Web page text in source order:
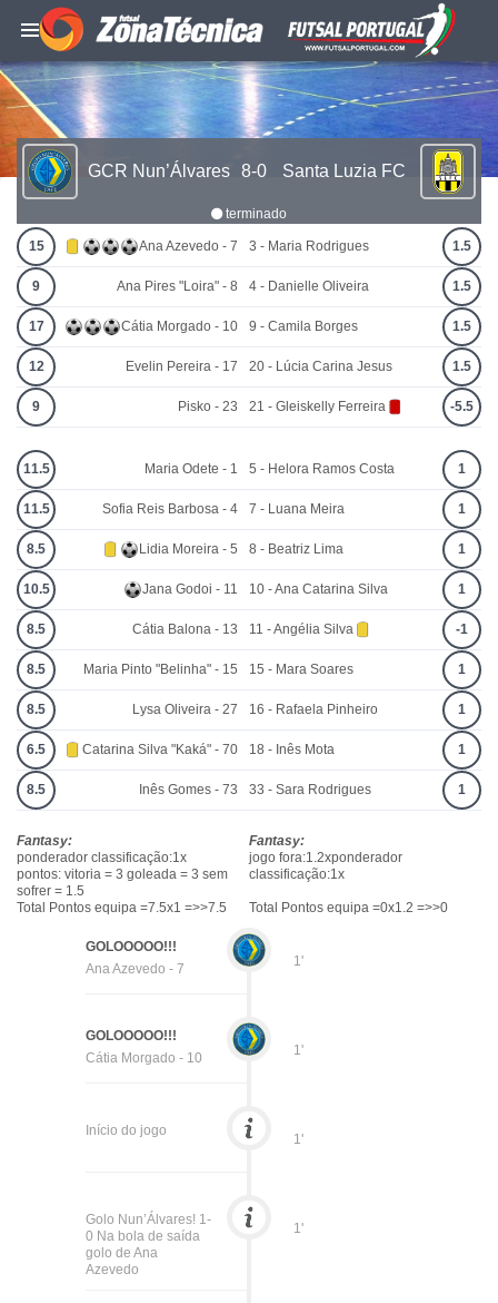
GCR Nun’Álvares 8-0 Santa Luzia FC
terminado
15 Ana Azevedo - 7
9 Ana Pires "Loira" - 8
17 Cátia Morgado - 10
12 Evelin Pereira - 17
9 Pisko - 23
3 - Maria Rodrigues 1.5
4 - Danielle Oliveira 1.5
9 - Camila Borges 1.5
20 - Lúcia Carina Jesus 1.5
21 - Gleiskelly Ferreira -5.5
11.5 Maria Odete - 1
11.5 Sofia Reis Barbosa - 4
8.5 Lidia Moreira - 5
10.5 Jana Godoi - 11
8.5 Cátia Balona - 13
8.5 Maria Pinto "Belinha" - 15
8.5 Lysa Oliveira - 27
6.5 Catarina Silva "Kaká" - 70
8.5 Inês Gomes - 73
5 - Helora Ramos Costa 1
7 - Luana Meira 1
8 - Beatriz Lima 1
10 - Ana Catarina Silva 1
11 - Angélia Silva -1
15 - Mara Soares 1
16 - Rafaela Pinheiro 1
18 - Inês Mota 1
33 - Sara Rodrigues 1
Fantasy:
ponderador classificação:1x
pontos: vitoria = 3 goleada = 3 sem
sofrer = 1.5
Total Pontos equipa =7.5x1 =>>7.5
Fantasy:
jogo fora:1.2xponderador
classificação:1x
Total Pontos equipa =0x1.2 =>>0
1'
GOLOOOOO!!!
Ana Azevedo - 7
1'
GOLOOOOO!!!
Cátia Morgado - 10
1'
Início do jogo
1'
Golo Nun’Álvares! 1-
0 Na bola de saída
golo de Ana
Azevedo